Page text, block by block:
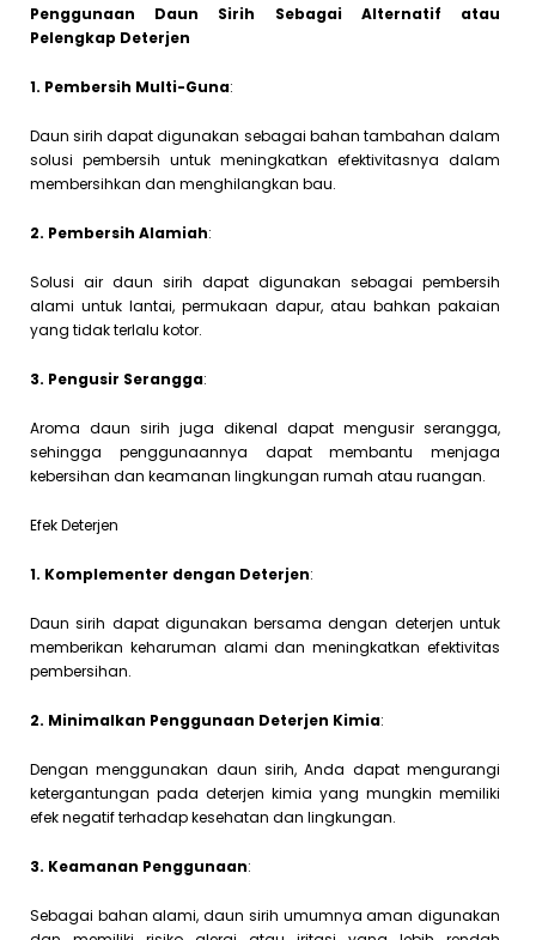
Penggunaan Daun Sirih Sebagai Alternatif atau
Pelengkap Deterjen
1. Pembersih Multi-Guna:
Daun sirih dapat digunakan sebagai bahan tambahan dalam
solusi pembersih untuk meningkatkan efektivitasnya dalam
membersihkan dan menghilangkan bau.
2. Pembersih Alamiah:
Solusi air daun sirih dapat digunakan sebagai pembersih
alami untuk lantai, permukaan dapur, atau bahkan pakaian
yang tidak terlalu kotor.
3. Pengusir Serangga:
Aroma daun sirih juga dikenal dapat mengusir serangga,
sehingga penggunaannya dapat membantu menjaga
kebersihan dan keamanan lingkungan rumah atau ruangan.
Efek Deterjen
1. Komplementer dengan Deterjen:
Daun sirih dapat digunakan bersama dengan deterjen untuk
memberikan keharuman alami dan meningkatkan efektivitas
pembersihan.
2. Minimalkan Penggunaan Deterjen Kimia:
Dengan menggunakan daun sirih, Anda dapat mengurangi
ketergantungan pada deterjen kimia yang mungkin memiliki
efek negatif terhadap kesehatan dan lingkungan.
3. Keamanan Penggunaan:
Sebagai bahan alami, daun sirih umumnya aman digunakan